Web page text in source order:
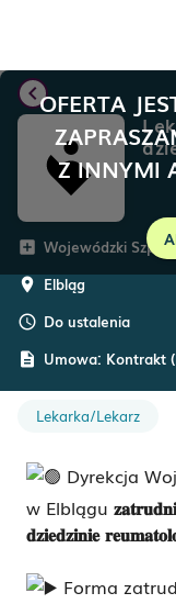
OFERTA
Z INNYMI
chevron_left
add_box Wojewódzki
room Elbląg
schedule Do ustalenia
description Umowa: Kontrakt
Lekarka/Lekarz
Dyrekcja
w Elblągu
𝐝𝐳𝐢𝐞𝐝𝐳𝐢𝐧𝐢𝐞
Forma